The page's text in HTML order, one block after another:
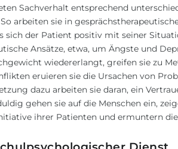
Sachverhalt entsprechend
arbeiten sie in
sich der Patient positiv mit seiner
Ansätze, etwa, um Ängste und
wiedererlangt, greifen sie zu
eruieren sie die Ursachen von
dazu arbeiten sie daran, ein
gehen sie auf die Menschen ein,
ihrer Patienten und ermuntern